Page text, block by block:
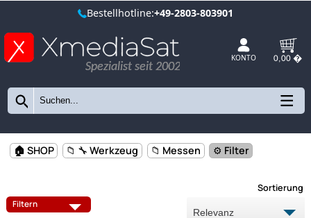
Bestellhotline:+49-2803-803901
Spezialist seit 2002
ABISOLIEREN ARBEITSSCHUTZ